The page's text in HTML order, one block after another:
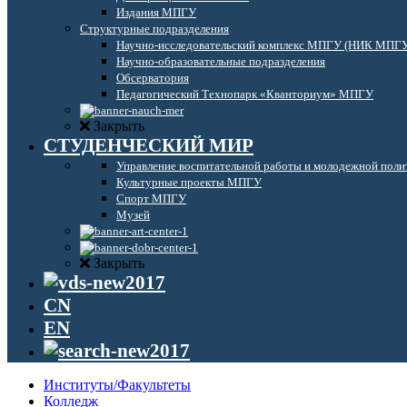
Издания МПГУ
Структурные подразделения
Научно-исследовательский комплекс МПГУ (НИК
Научно-образовательные подразделения
Обсерватория
Педагогический Технопарк «Кванториум» МПГУ
Закрыть
СТУДЕНЧЕСКИЙ МИР
Управление воспитательной работы и молодежной
Культурные проекты МПГУ
Спорт МПГУ
Музей
Закрыть
CN
EN
Институты/Факультеты
Колледж